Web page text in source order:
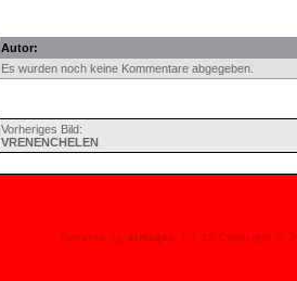
Autor:
Es wurden noch keine Kommentare abgegeben.
Vorheriges Bild:
VRENENCHELEN
Powered by 4images 1.7.10 Copyright ©